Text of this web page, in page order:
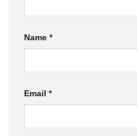
Name *
Email *